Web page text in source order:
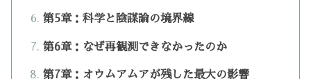
第5章：科学と陰謀論の境界線
第6章：なぜ再観測できなかったのか
第7章：オウムアムアが残した最大の影響